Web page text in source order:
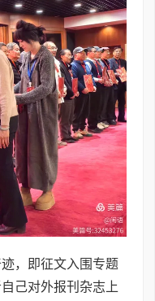
，即征文入围专题
己对外报刊杂志上